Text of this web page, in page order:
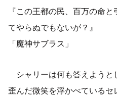
『この王都の民、百万の命
てやらぬでもないが？』
「魔神サブラス」
シャリーは何も答えようと
歪んだ微笑を浮かべているセ